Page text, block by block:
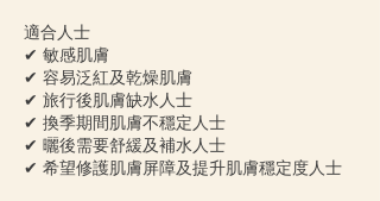
適合人士
✔ 敏感肌膚
✔ 容易泛紅及乾燥肌膚
✔ 旅行後肌膚缺水人士
✔ 換季期間肌膚不穩定人士
✔ 曬後需要舒緩及補水人士
✔ 希望修護肌膚屏障及提升肌膚穩定度人士